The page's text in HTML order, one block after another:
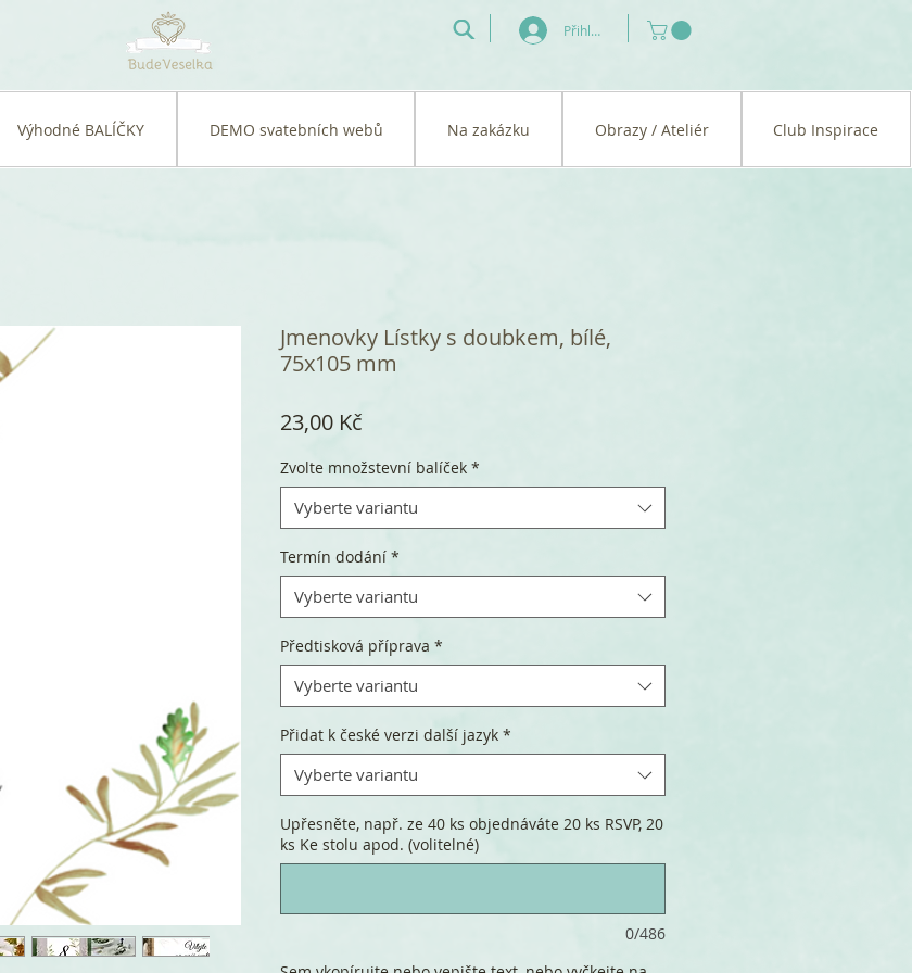
Přihlásit se
Výhodné BALÍČKY DEMO svatebních webů Na zakázku Obrazy / Ateliér Club Inspirace
Jmenovky Lístky s doubkem, bílé,
75x105 mm
23,00 Kč
Zvolte množstevní balíček *
Vyberte variantu
Termín dodání *
Vyberte variantu
Předtisková příprava *
Vyberte variantu
Přidat k české verzi další jazyk *
Vyberte variantu
Upřesněte, např. ze 40 ks objednáváte 20 ks RSVP, 20
ks Ke stolu apod. (volitelné)
0/486